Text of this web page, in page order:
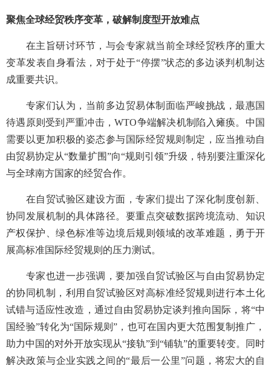
聚焦全球经贸秩序变革，破解制度型开放难点
在主旨研讨环节，与会专家就当前全球经贸秩序的重大
变革发表自身看法，对于处于“停摆”状态的多边谈判机制达
成重要共识。
专家们认为，当前多边贸易体制面临严峻挑战，最惠国
待遇原则受到严重冲击，WTO争端解决机制陷入瘫痪。中国
需要以更加积极的姿态参与国际经贸规则制定，应当推动自
由贸易协定从“数量扩围”向“规则引领”升级，特别要注重深化
与全球南方国家的经贸合作。
在自贸试验区建设方面，专家们提出了深化制度创新、
协同发展机制的具体路径。要重点突破数据跨境流动、知识
产权保护、绿色标准等边境后规则领域的改革难题，勇于开
展高标准国际经贸规则的压力测试。
专家也进一步强调，要加强自贸试验区与自由贸易协定
的协同机制，利用自贸试验区对高标准经贸规则进行本土化
试错与适应性改造，通过自由贸易协定谈判推向国际，将“中
国经验”转化为“国际规则”，也可在国内更大范围复制推广，
助力中国的对外开放实现从“接轨”到“铺轨”的重要转变。同时
解决政策与企业实践之间的“最后一公里”问题，将宏大的自